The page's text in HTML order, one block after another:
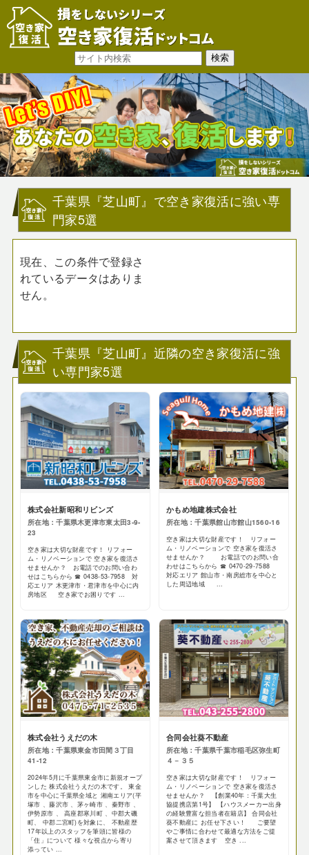
千葉県『芝山町』で空き家復活に強い専
門家5選
現在、この条件で登録さ
れているデータはありま
せん。
千葉県『芝山町』近隣の空き家復活に強
い専門家5選
株式会社新昭和リビンズ
所在地：千葉県木更津市東太田3-9-
23
空き家は大切な財産です！ リフォー
ム・リノベーションで 空き家を復活さ
せませんか？ お電話でのお問い合わ
せはこちらから ☎ 0438-53-7958 対
応エリア 木更津市・君津市を中心に内
房地区 空き家でお困りです ...
かもめ地建株式会社
所在地：千葉県館山市館山1560-16
空き家は大切な財産です！ リフォー
ム・リノベーションで 空き家を復活さ
せませんか？ お電話でのお問い合
わせはこちらから ☎ 0470-29-7588
対応エリア 館山市・南房総市を中心と
した周辺地域 ...
株式会社うえだの木
所在地：千葉県東金市田間３丁目
41-12
2024年5月に千葉県東金市に新規オープ
ンした 株式会社うえだの木です。 東金
市を中心に千葉県全域と 湘南エリア(平
塚市 、藤沢市 、茅ヶ崎市 、秦野市 、
伊勢原市 、 高座郡寒川町 、中郡大磯
町、 中郡二宮町)を対象に、 不動産歴
17年以上のスタッフを筆頭に皆様の
「住」について 様々な視点から寄り
添ってい ...
合同会社葵不動産
所在地：千葉県千葉市稲毛区弥生町
４－３５
空き家は大切な財産です！ リフォー
ム・リノベーションで 空き家を復活さ
せませんか？ 【創業40年：千葉大生
協提携店第1号】 【ハウスメーカー出身
の経験豊富な担当者在籍店】 合同会社
葵不動産に お任せ下さい！ ご要望
やご事情に合わせて最適な方法をご提
案させて頂きます 空き ...